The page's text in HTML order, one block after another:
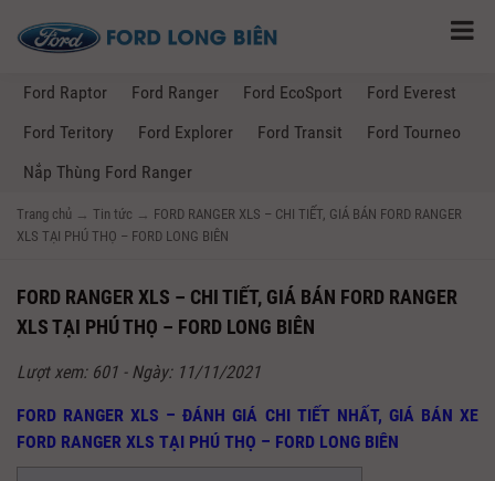
Ford Raptor Ford Ranger Ford EcoSport
Ford Everest
Ford Teritory
Ford Explorer Ford Transit
Ford Tourneo
Nắp Thùng Ford Ranger
Trang chủ → Tin tức → FORD RANGER XLS – CHI TIẾT, GIÁ BÁN FORD RANGER
XLS TẠI PHÚ THỌ – FORD LONG BIÊN
FORD RANGER XLS – CHI TIẾT, GIÁ BÁN FORD RANGER
XLS TẠI PHÚ THỌ – FORD LONG BIÊN
Lượt xem: 601 - Ngày: 11/11/2021
FORD RANGER XLS – ĐÁNH GIÁ CHI TIẾT NHẤT, GIÁ BÁN XE
FORD RANGER XLS TẠI PHÚ THỌ – FORD LONG BIÊN